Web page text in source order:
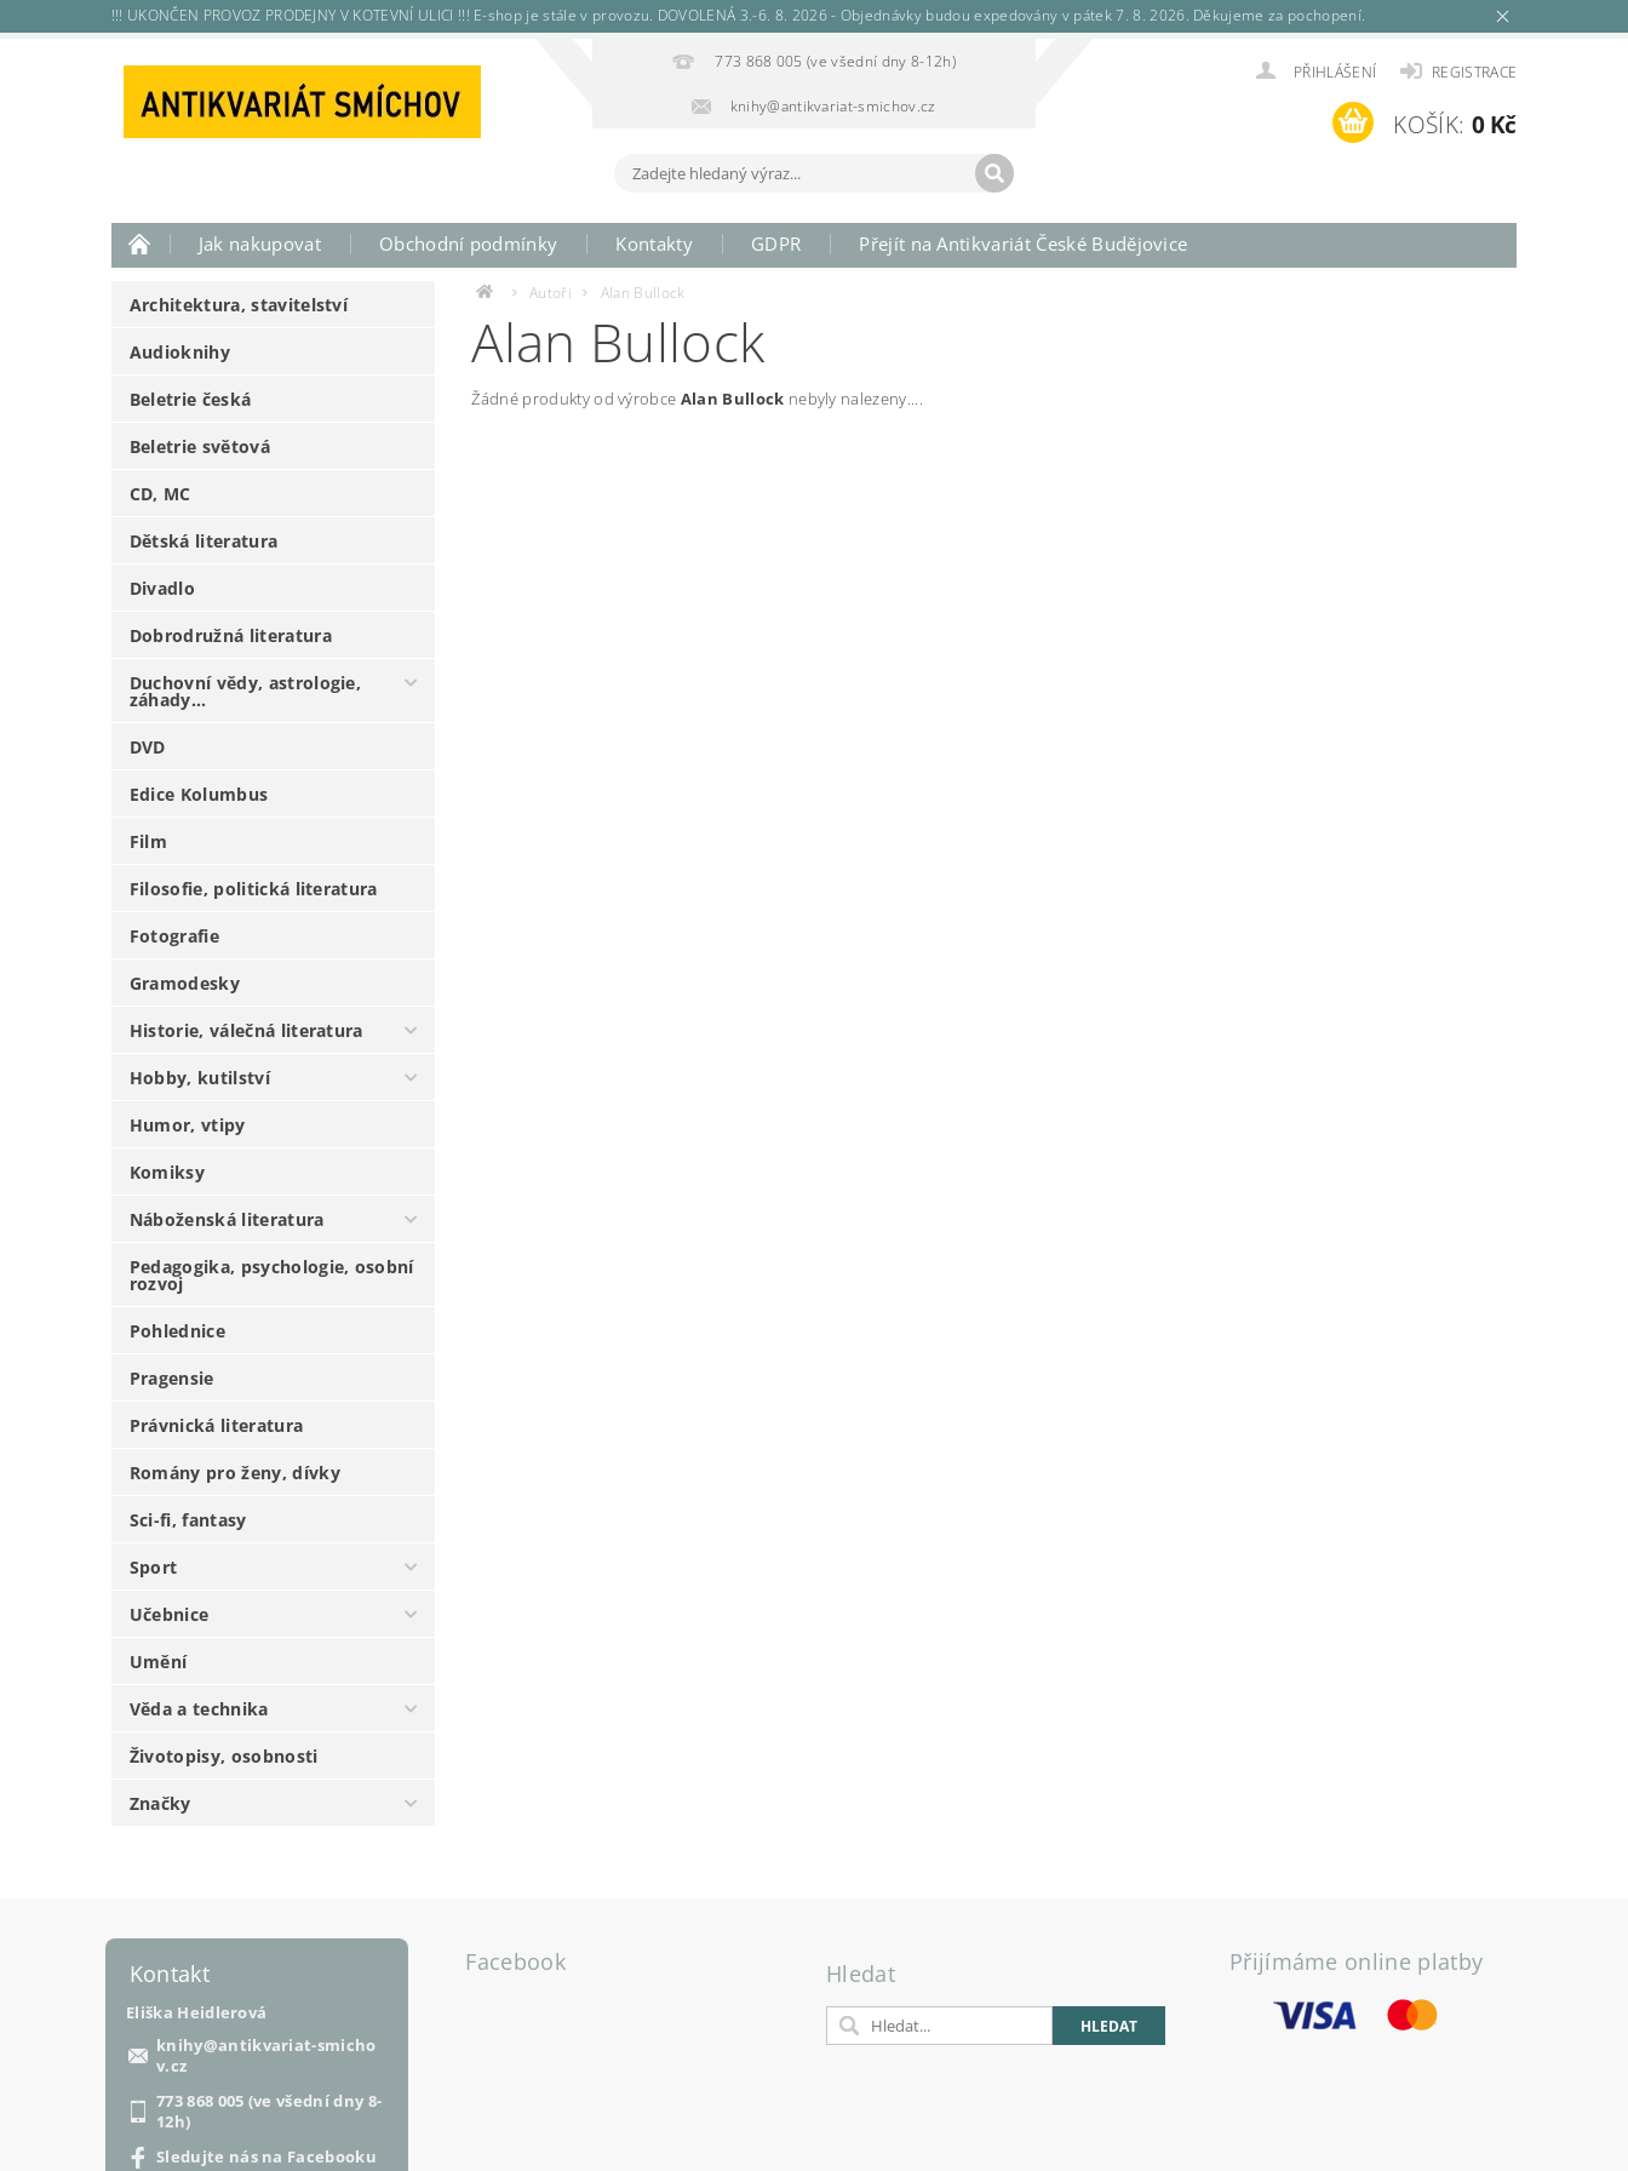
!!! UKONČEN PROVOZ PRODEJNY V KOTEVNÍ ULICI !!! E-shop je stále v provozu. DOVOLENÁ 3.-6. 8. 2026 - Objednávky budou expedovány v pátek 7. 8. 2026. Děkujeme za pochopení.
773 868 005 (ve všední dny 8-12h)
knihy@antikvariat-smichov.cz
PŘIHLÁŠENÍ REGISTRACE
KOŠÍK: 0 Kč
Jak nakupovat Obchodní podmínky Kontakty GDPR Přejít na Antikvariát České Budějovice
Architektura, stavitelství
Audioknihy
Beletrie česká
Beletrie světová
CD, MC
Dětská literatura
Divadlo
Dobrodružná literatura
Duchovní vědy, astrologie,
záhady...
DVD
Edice Kolumbus
Film
Filosofie, politická literatura
Fotografie
Gramodesky
Historie, válečná literatura
Hobby, kutilství
Humor, vtipy
Komiksy
Náboženská literatura
Pedagogika, psychologie, osobní
rozvoj
Pohlednice
Pragensie
Právnická literatura
Romány pro ženy, dívky
Sci-fi, fantasy
Sport
Učebnice
Umění
Věda a technika
Životopisy, osobnosti
Značky
Autoři Alan Bullock
Alan Bullock
Žádné produkty od výrobce Alan Bullock nebyly nalezeny....
Kontakt
Eliška Heidlerová
knihy@antikvariat-smicho
v.cz
773 868 005 (ve všední dny 8-
12h)
Sledujte nás na Facebooku
Facebook Hledat Přijímáme online platby